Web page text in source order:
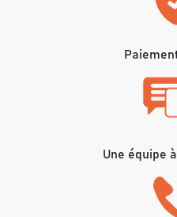
Une équipe